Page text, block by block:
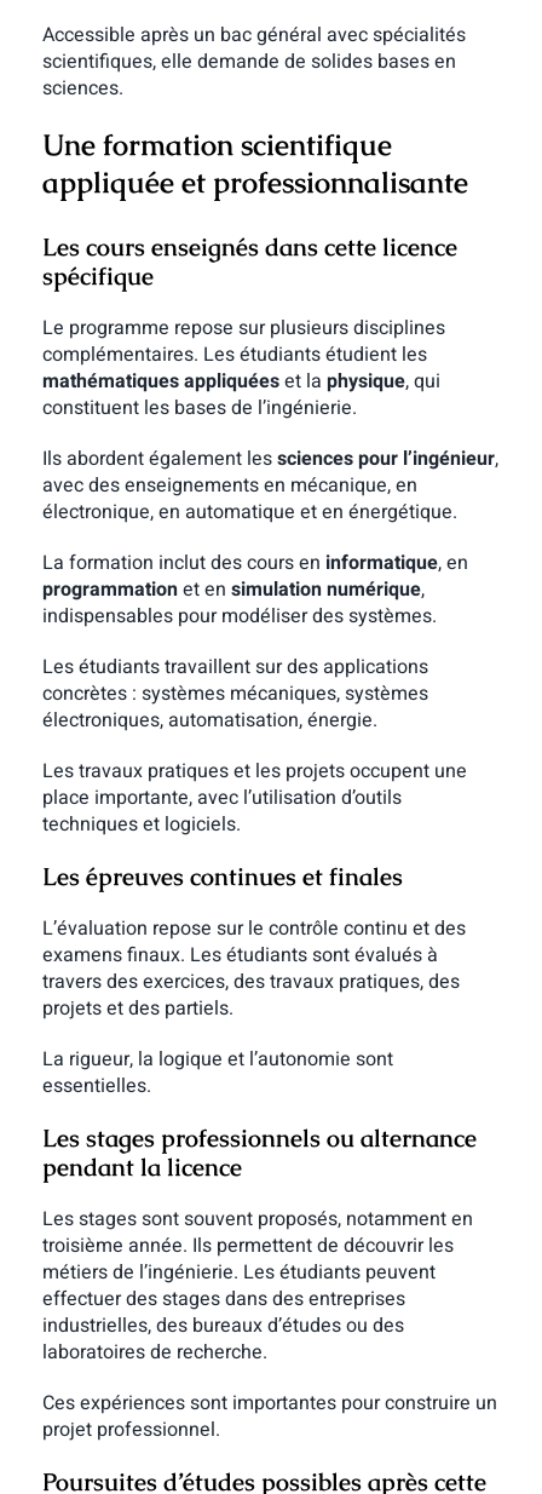
Accessible après un bac général avec spécialités
scientifiques, elle demande de solides bases en
sciences.
Une formation scientifique
appliquée et professionnalisante
Les cours enseignés dans cette licence
spécifique
Le programme repose sur plusieurs disciplines
complémentaires. Les étudiants étudient les
mathématiques appliquéeset la physique, qui
constituent les bases de l’ingénierie.
Ils abordent également lessciences pour l’ingénieur,
avec des enseignements en mécanique, en
électronique, en automatique et en énergétique.
La formation inclut des cours en informatique, en
programmationet en simulation numérique,
indispensables pour modéliser des systèmes.
Les étudiants travaillent sur des applications
concrètes : systèmes mécaniques, systèmes
électroniques, automatisation, énergie.
Les travaux pratiques et les projets occupent une
place importante, avec l’utilisation d’outils
techniques et logiciels.
Les épreuves continues et finales
L’évaluation repose sur le contrôle continu et des
examens finaux. Les étudiants sont évalués à
travers des exercices, des travaux pratiques, des
projets et des partiels.
La rigueur, la logique et l’autonomie sont
essentielles.
Les stages professionnels ou alternance
pendant la licence
Les stages sont souvent proposés, notamment en
troisième année. Ils permettent de découvrir les
métiers de l’ingénierie. Les étudiants peuvent
effectuer des stages dans des entreprises
industrielles, des bureaux d’études ou des
laboratoires de recherche.
Ces expériences sont importantes pour construire un
projet professionnel.
Poursuites d’études possibles après cette